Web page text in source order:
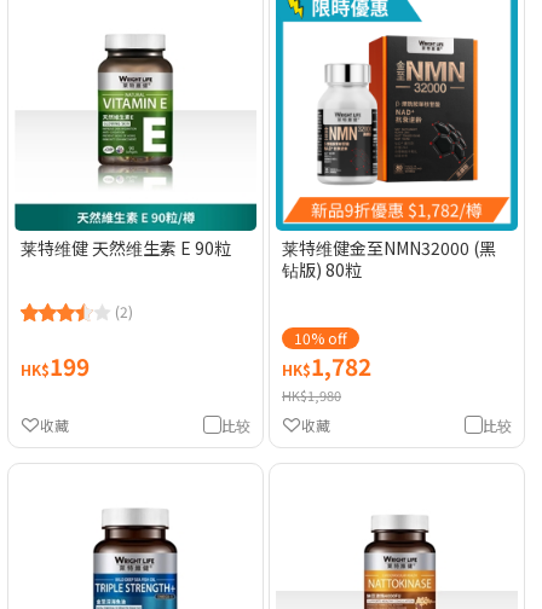
莱特维健 天然维生素 E 90粒
(2)
HK$199
比较
收藏
莱特维健金至NMN32000 (黑
钻版) 80粒
10% off
HK$1,782
HK$1,980
比较
收藏